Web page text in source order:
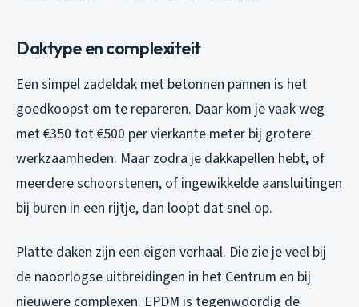
Daktype en complexiteit
Een simpel zadeldak met betonnen pannen is het
goedkoopst om te repareren. Daar kom je vaak weg
met €350 tot €500 per vierkante meter bij grotere
werkzaamheden. Maar zodra je dakkapellen hebt, of
meerdere schoorstenen, of ingewikkelde aansluitingen
bij buren in een rijtje, dan loopt dat snel op.
Platte daken zijn een eigen verhaal. Die zie je veel bij
de naoorlogse uitbreidingen in het Centrum en bij
nieuwere complexen. EPDM is tegenwoordig de